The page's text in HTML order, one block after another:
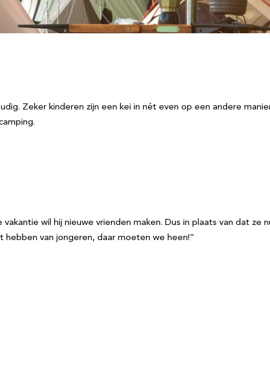
Zeker kinderen zijn een kei in nét even op een andere
wil hij nieuwe vrienden maken. Dus in plaats van dat ze
hebben van jongeren, daar moeten we heen!”